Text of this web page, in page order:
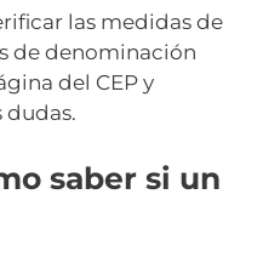
las medidas de
de denominación
del CEP y
dudas.
saber si un